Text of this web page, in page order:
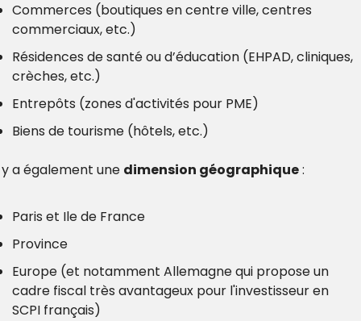
Commerces (boutiques en centre ville, centres
commerciaux, etc.)
Résidences de santé ou d’éducation (EHPAD, cliniques,
crèches, etc.)
Entrepôts (zones d'activités pour PME)
Biens de tourisme (hôtels, etc.)
a également une dimension géographique :
Paris et Ile de France
Province
Europe (et notamment Allemagne qui propose un
cadre fiscal très avantageux pour l'investisseur en
SCPI français)